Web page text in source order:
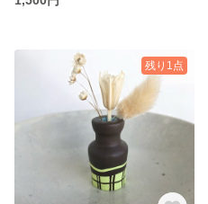
残り1点